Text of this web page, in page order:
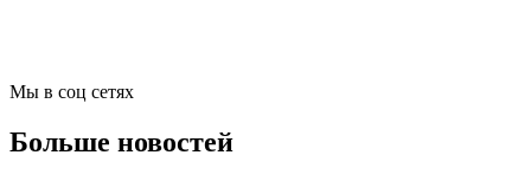
Мы в соц сетях
Больше новостей